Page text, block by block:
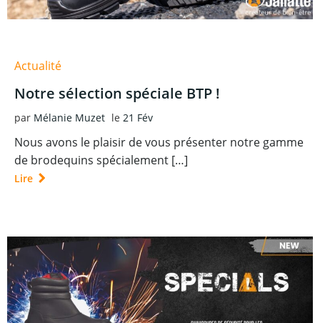
Actualité
Notre sélection spéciale BTP !
par Mélanie Muzet le 21 Fév
Nous avons le plaisir de vous présenter notre gamme
de brodequins spécialement […]
Lire